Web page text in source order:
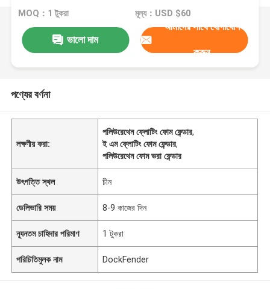
MOQ：1 টুকরা মূল্য：USD $60
ভালো দাম
আমাদের সাথে যোগাযোগ
করুন
পণ্যের বর্ণনা
লক্ষণীয় করা:
পলিউরেথেন ফ্লোটিং ফোম ফেন্ডার,
ই এম ফ্লোটিং ফোম ফেন্ডার,
পলিউরেথেন ফোম ভরা ফেন্ডার
উৎপত্তি স্থল চীন
ডেলিভারি সময় 8-9 কাজের দিন
ন্যূনতম চাহিদার পরিমাণ 1 টুকরা
পরিচিতিমুলক নাম DockFender